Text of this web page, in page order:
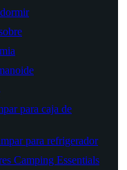
para caja de
para refrigerador
Camping Essentials